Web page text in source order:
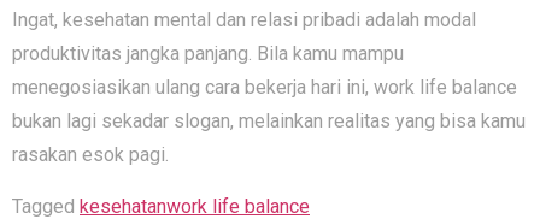
Ingat, kesehatan mental dan relasi pribadi adalah modal
produktivitas jangka panjang. Bila kamu mampu
menegosiasikan ulang cara bekerja hari ini, work life balance
bukan lagi sekadar slogan, melainkan realitas yang bisa kamu
rasakan esok pagi.
Tagged kesehatanwork life balance